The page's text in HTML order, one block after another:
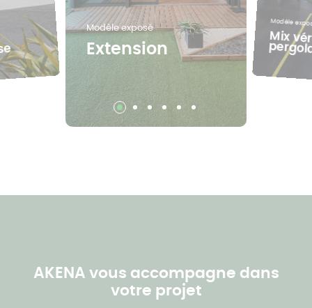
Extension
Modèle exposé
Mix
Modèle
AKENA vous accompagne dans
votre projet